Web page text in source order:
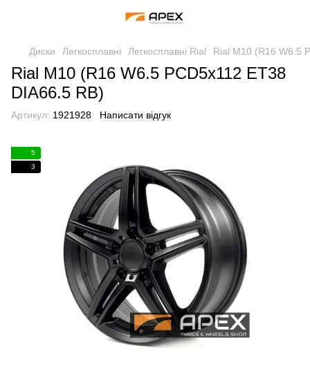
Диски Легкосплавні Легкосплавні Rial Rial M10 (R16 W6.5
Rial M10 (R16 W6.5 PCD5x112 ET38
DIA66.5 RB)
Артикул: 1921928 Написати відгук
5
3